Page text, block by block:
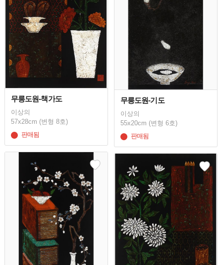
무릉도원-책가도
이상의
57x28cm (변형 8호)
판매됨
무릉도원-기도
이상의
55x20cm (변형 6호)
판매됨